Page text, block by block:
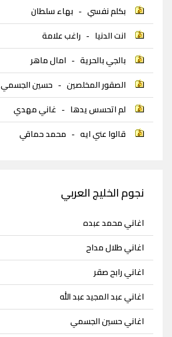
بكلم نفسي - بهاء سلطان
انت الدنيا - راغب علامة
بالجي بالحرية - امال ماهر
الصقور المخلصين - حسين الجسمي
لم اتحسس يدها - غاني مهدي
قالوا عني ايه - محمد حماقي
نجوم الخليج العربي
اغاني محمد عبده
اغاني طلال مداح
اغاني رابح صقر
اغاني عبد المجيد عبد الله
اغاني حسين الجسمي